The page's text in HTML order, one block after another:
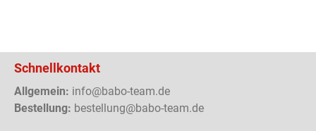
Schnellkontakt
Allgemein: info@babo-team.de
Bestellung: bestellung@babo-team.de